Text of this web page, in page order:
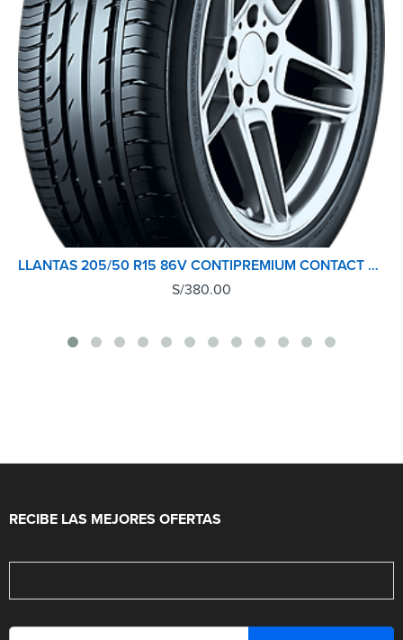
LLANTAS 205/50 R15 86V CONTIPREMIUM CONTACT 2 CONTINENTAL TL
S/380.00
RECIBE LAS MEJORES OFERTAS